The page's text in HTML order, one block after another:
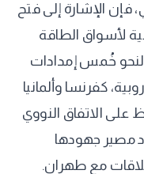
فإن الإشارة إلى فتح
لأسواق الطاقة
لنحو خُمس إمدادات
كفرنسا وألمانيا
على الاتفاق النووي
مصير جهودها
مع طهران.